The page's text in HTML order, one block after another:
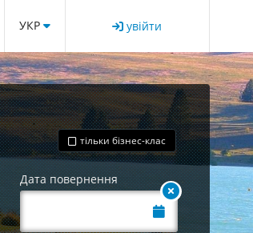
УКР увійти
тільки бізнес-клас
Дата повернення